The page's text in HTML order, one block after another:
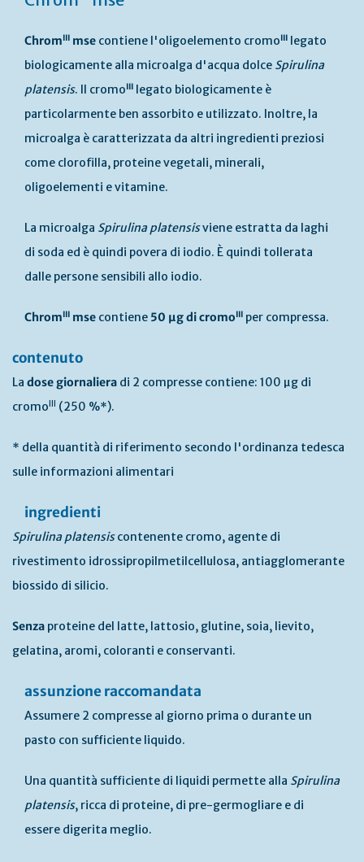
ChromIII mse contiene l'oligoelemento cromoIII legato
biologicamente alla microalga d'acqua dolce Spirulina
platensis. Il cromoIII legato biologicamente è
particolarmente ben assorbito e utilizzato. Inoltre, la
microalga è caratterizzata da altri ingredienti preziosi
come clorofilla, proteine vegetali, minerali,
oligoelementi e vitamine.
La microalga Spirulina platensisviene estratta da laghi
di soda ed è quindi povera di iodio. È quindi tollerata
dalle persone sensibili allo iodio.
ChromIII mse contiene 50 µg di cromoIII per compressa.
contenuto
La dose giornaliera di 2 compresse contiene: 100 µg di
cromoIII (250 %*).
* della quantità di riferimento secondo l'ordinanza tedesca
sulle informazioni alimentari
ingredienti
Spirulina platensiscontenente cromo, agente di
rivestimento idrossipropilmetilcellulosa, antiagglomerante
biossido di silicio.
Senza proteine del latte, lattosio, glutine, soia, lievito,
gelatina, aromi, coloranti e conservanti.
assunzione raccomandata
Assumere 2 compresse al giorno prima o durante un
pasto con sufficiente liquido.
Una quantità sufficiente di liquidi permette alla Spirulina
platensis, ricca di proteine, di pre-germogliare e di
essere digerita meglio.